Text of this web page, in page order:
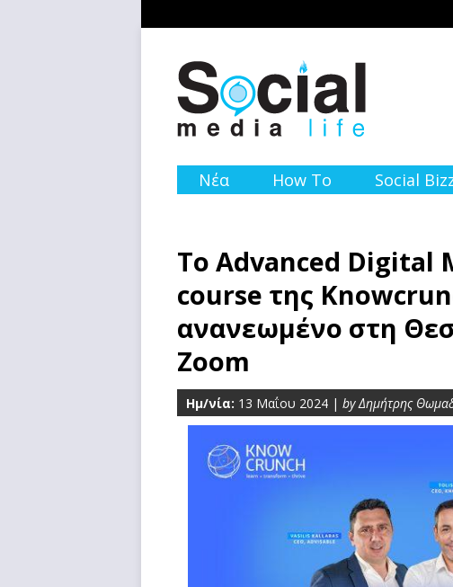
Νέα How To Social
Το Advanced Digital
course της
ανανεωμένο στη
Ζοοm
Ημ/νία: 13 Μαΐου 2024 | by Δημήτρης